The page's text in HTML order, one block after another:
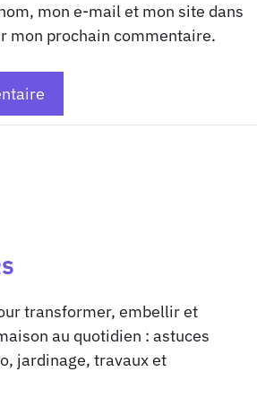
mon e-mail et mon site dans
mon prochain commentaire.
transformer, embellir et
au quotidien : astuces
jardinage, travaux et